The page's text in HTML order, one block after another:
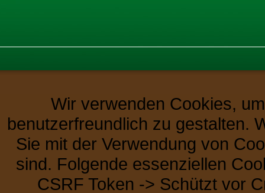
Wir verwenden Cookies,
benutzerfreundlich zu gestalten.
Sie mit der Verwendung von
sind. Folgende essenziellen
CSRF Token -> Schützt vor